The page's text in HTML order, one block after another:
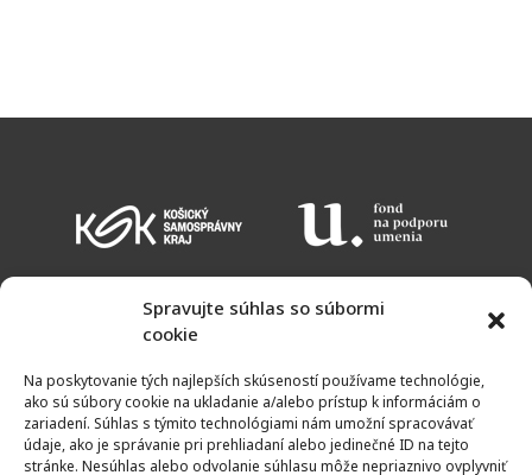
Spravujte súhlas so súbormi
cookie
Na poskytovanie tých najlepších skúseností používame technológie,
ako sú súbory cookie na ukladanie a/alebo prístup k informáciám o
zariadení. Súhlas s týmito technológiami nám umožní spracovávať
údaje, ako je správanie pri prehliadaní alebo jedinečné ID na tejto
stránke. Nesúhlas alebo odvolanie súhlasu môže nepriaznivo ovplyvniť
KALENDÁR PODUJATÍ
NEWSLETTER